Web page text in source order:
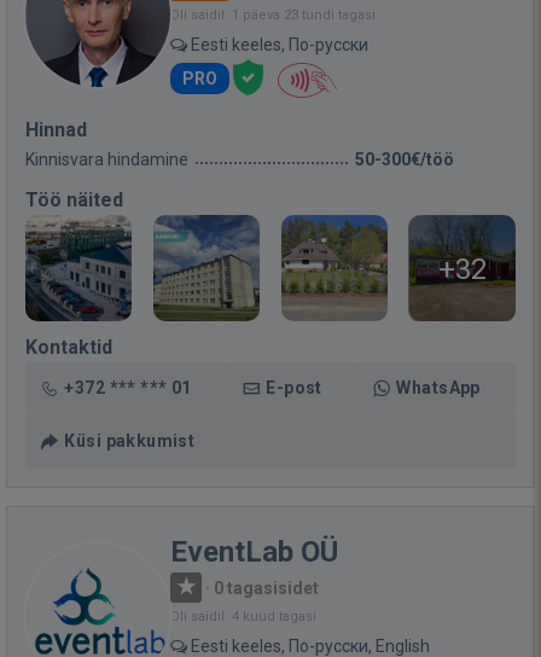
Oli saidil: 1 päeva 23 tundi tagasi
Eesti keeles, По-русски
PRO
Hinnad
Kinnisvara hindamine 50-300€/töö
Töö näited
+32
Kontaktid
+372 *** *** 01 E-post WhatsApp
Küsi pakkumist
EventLab OÜ
· 0 tagasisidet
Oli saidil: 4 kuud tagasi
Eesti keeles, По-русски, English